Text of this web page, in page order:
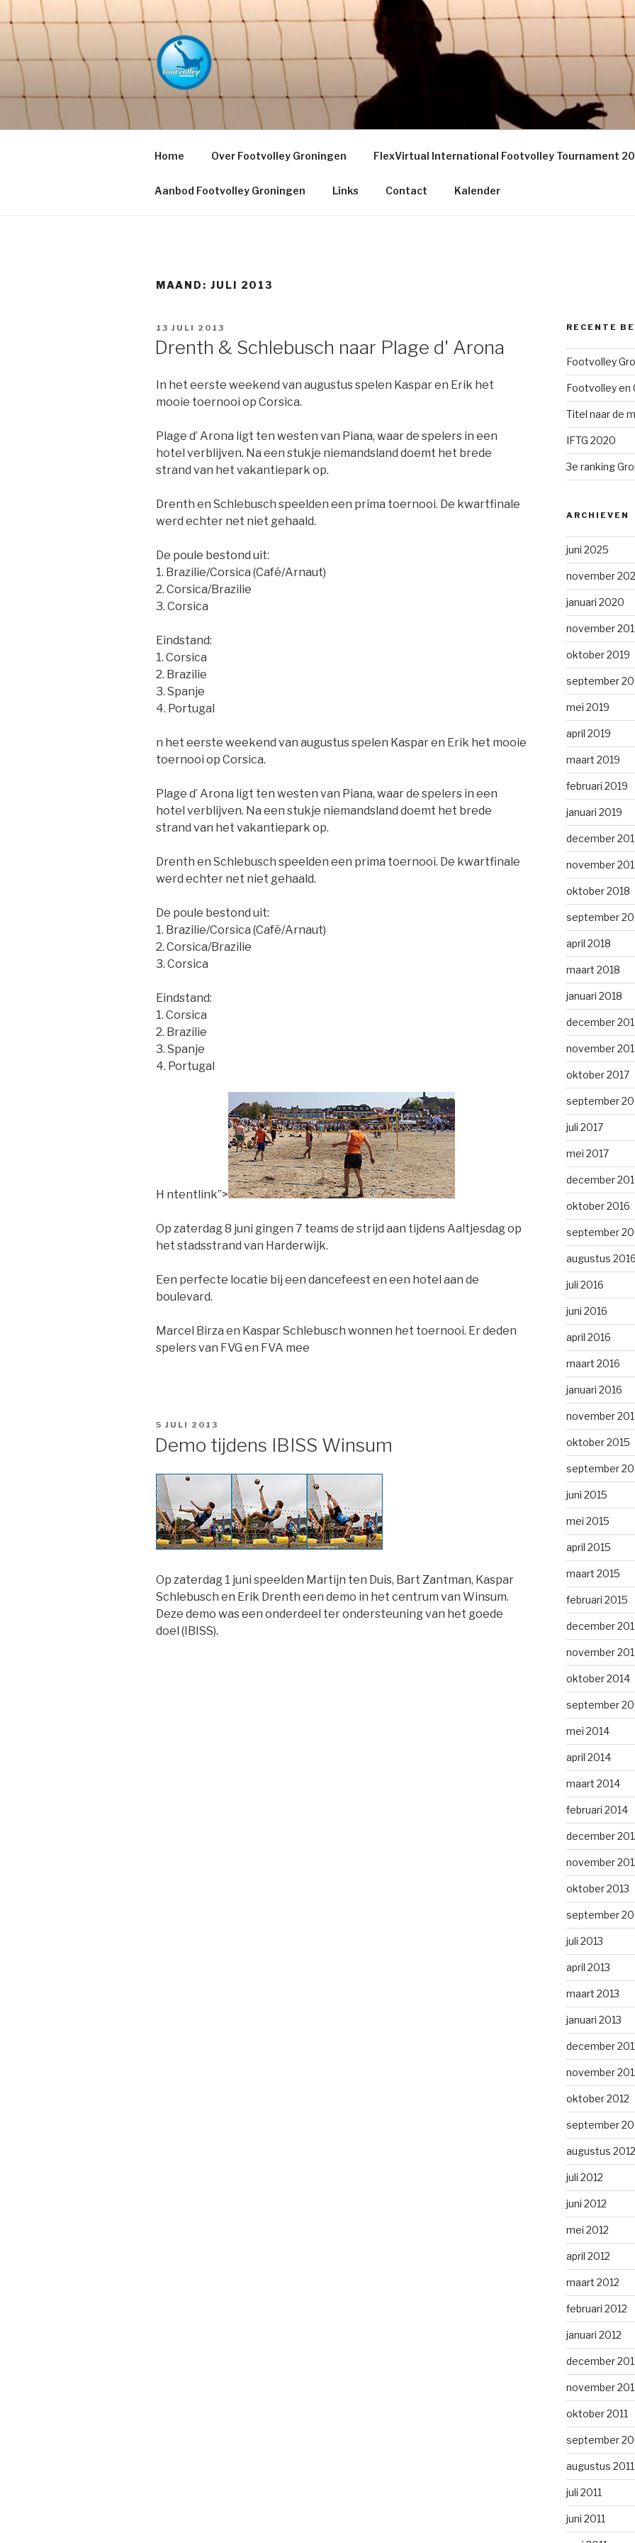
de
inhoud
springen
FOOTVOLLEY GRONINGEN –
PETACCHI'S
Home Over Footvolley Groningen FlexVirtual International Footvolley Tournament
Aanbod Footvolley Groningen Links Contact Kalender
MAAND: JULI 2013
GEPLAATST
13 JULI 2013
Drenth & Schlebusch naar Plage d' Arona
In het eerste weekend van augustus spelen Kaspar en Erik het
mooie toernooi op Corsica.
Plage d’ Arona ligt ten westen van Piana, waar de spelers in een
hotel verblijven. Na een stukje niemandsland doemt het brede
strand van het vakantiepark op.
Drenth en Schlebusch speelden een prima toernooi. De kwartfinale
werd echter net niet gehaald.
De poule bestond uit:
1. Brazilie/Corsica (Café/Arnaut)
2. Corsica/Brazilie
3. Corsica
Eindstand:
1. Corsica
2. Brazilie
3. Spanje
4. Portugal
n het eerste weekend van augustus spelen Kaspar en Erik het mooie
toernooi op Corsica.
Plage d’ Arona ligt ten westen van Piana, waar de spelers in een
hotel verblijven. Na een stukje niemandsland doemt het brede
strand van het vakantiepark op.
Drenth en Schlebusch speelden een prima toernooi. De kwartfinale
werd echter net niet gehaald.
De poule bestond uit:
1. Brazilie/Corsica (Café/Arnaut)
2. Corsica/Brazilie
3. Corsica
Eindstand:
1. Corsica
2. Brazilie
3. Spanje
4. Portugal
H ntentlink”>
Op zaterdag 8 juni gingen 7 teams de strijd aan tijdens Aaltjesdag op
het stadsstrand van Harderwijk.
Een perfecte locatie bij een dancefeest en een hotel aan de
boulevard.
Marcel Birza en Kaspar Schlebusch wonnen het toernooi. Er deden
spelers van FVG en FVA mee
GEPLAATST
5 JULI 2013
Demo tijdens IBISS Winsum
Op zaterdag 1 juni speelden Martijn ten Duis, Bart Zantman, Kaspar
Schlebusch en Erik Drenth een demo in het centrum van Winsum.
Deze demo was een onderdeel ter ondersteuning van het goede
doel (IBISS).
RECENTE
Footvolley
Footvolley en
Titel naar de
IFTG 2020
3e ranking
ARCHIEVEN
juni 2025
november
januari 2020
november
oktober 2019
september
mei 2019
april 2019
maart 2019
februari 2019
januari 2019
december
november
oktober 2018
september
april 2018
maart 2018
januari 2018
december
november
oktober 2017
september
juli 2017
mei 2017
december
oktober 2016
september
augustus
juli 2016
juni 2016
april 2016
maart 2016
januari 2016
november
oktober 2015
september
juni 2015
mei 2015
april 2015
maart 2015
februari 2015
december
november
oktober 2014
september
mei 2014
april 2014
maart 2014
februari 2014
december
november
oktober 2013
september
juli 2013
april 2013
maart 2013
januari 2013
december
november
oktober 2012
september
augustus 2012
juli 2012
juni 2012
mei 2012
april 2012
maart 2012
februari 2012
januari 2012
december
november
oktober 2011
september
augustus 2011
juli 2011
juni 2011